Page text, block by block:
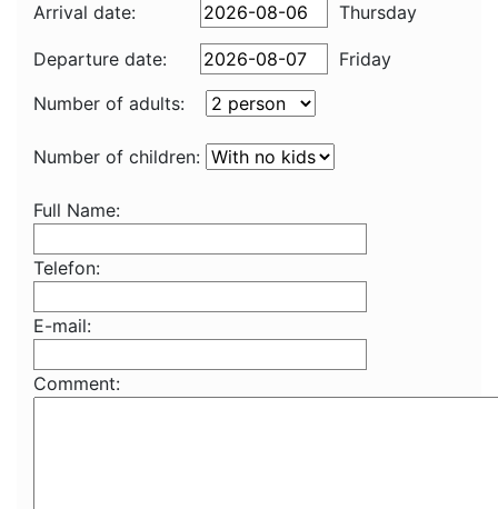
Arrival date: Thursday
Departure date:
Friday
Number of adults:
Number of children:
Full Name:
Telefon:
E-mail:
Comment: